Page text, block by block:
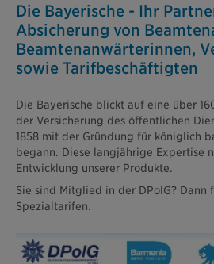
Die Bayerische - Ihr
Absicherung von
Beamtenanwärterinnen,
sowie Tarifbeschäftigten
Die Bayerische blickt auf eine über
der Versicherung des öffentlichen
1858 mit der Gründung für königlich
begann. Diese langjährige Expertise
Entwicklung unserer Produkte.
Sie sind Mitglied in der DPolG? Dann
Spezialtarifen.